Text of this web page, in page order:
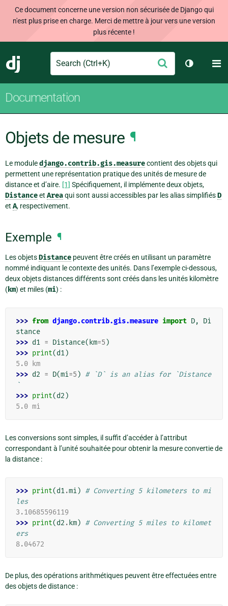
Ce document concerne une version non sécurisée de Django qui
n'est plus prise en charge. Merci de mettre à jour vers une version
plus récente !
Django
Search Envoyer
Changer
Documentation
Objets de mesure ¶
Le moduledjango.contrib.gis.measurecontient des objets qui
permettent une représentation pratique des unités de mesure de
distance et d’aire. [1] Spécifiquement, il implémente deux objets,
Distanceet Areaqui sont aussi accessibles par les alias simplifiésD
et A, respectivement.
Exemple ¶
Les objetsDistance peuvent être créés en utilisant un paramètre
nommé indiquant le contexte des unités. Dans l’exemple ci-dessous,
deux objets distances différents sont créés dans les unités kilomètre
(km) et miles (mi) :
>>> from django.contrib.gis.measure import D,
Di
stance
>>> d1 = Distance( km=5 )
>>> print(d1)
5.0 km
>>> d2 = D(mi=5 ) # `D` is an alias for `Distance
`
>>> print(d2 )
5.0 mi
Les conversions sont simples, il suffit d’accéder à l’attribut
correspondant à l’unité souhaitée pour obtenir la mesure convertie de
la distance :
>>> print(d1.mi) # Converting 5 kilometers to mi
les
3.10685596119
>>> print(d2 . km) # Converting 5 miles to kilomet
ers
8.04672
De plus, des opérations arithmétiques peuvent être effectuées entre
des objets de distance :